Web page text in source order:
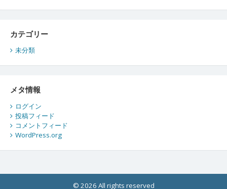
カテゴリー
未分類
メタ情報
ログイン
投稿フィード
コメントフィード
WordPress.org
© 2026 All rights reserved